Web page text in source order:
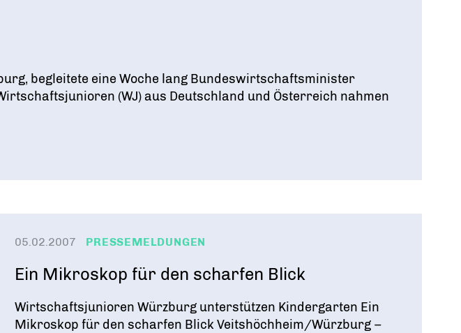
begleitete eine Woche lang Bundeswirtschaftsminister
(WJ) aus Deutschland und Österreich nahmen
05.02.2007 PRESSEMELDUNGEN
Ein Mikroskop für den scharfen Blick
Wirtschaftsjunioren Würzburg unterstützen Kindergarten Ein
Mikroskop für den scharfen Blick Veitshöchheim/Würzburg –